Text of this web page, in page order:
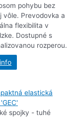
pohybu bez
vôle. Prevodovka a
flexibilita v
Dostupné s
rozperou.
spojky - tuhé